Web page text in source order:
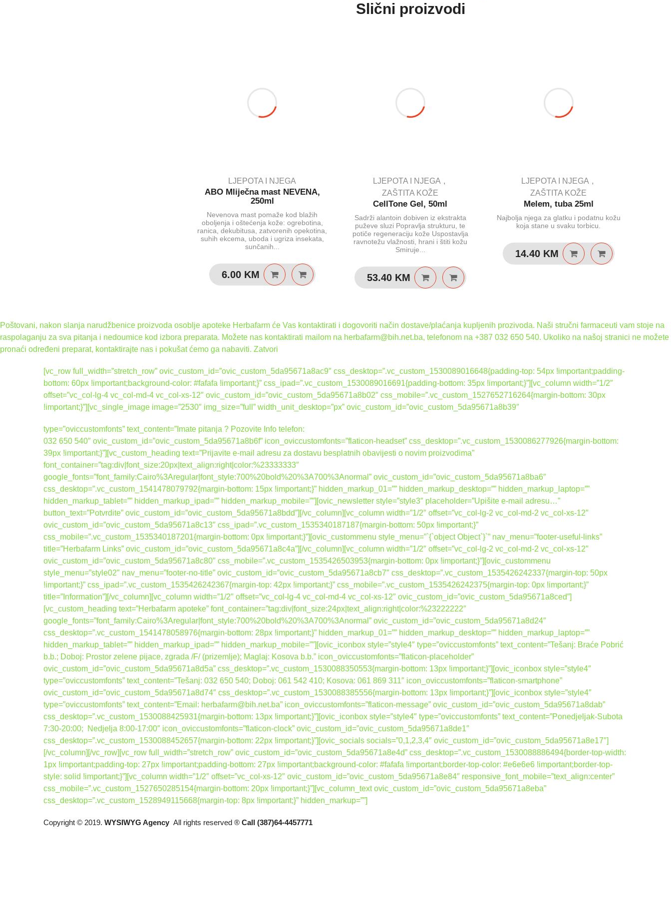
Slični proizvodi
LJEPOTA I NJEGA
ABO Mliječna mast NEVENA,
250ml
Nevenova mast pomaže kod blažih
oboljenja i oštećenja kože: ogrebotina,
ranica, dekubitusa, zatvorenih opekotina,
suhih ekcema, uboda i ugriza insekata,
sunčanih...
6.00 KM
LJEPOTA I NJEGA
ZAŠTITA KOŽE
CellTone Gel, 50ml
Sadrži alantoin dobiven iz ekstrakta
puževe sluzi Popravlja strukturu, te
potiče regeneraciju kože Uspostavlja
ravnotežu vlažnosti, hrani i štiti kožu
Smiruje...
53.40 KM
LJEPOTA I NJEGA
ZAŠTITA KOŽE
Melem, tuba 25ml
Najbolja njega za glatku i podatnu kožu
koja stane u svaku torbicu.
14.40 KM
Poštovani, nakon slanja narudžbenice proizvoda osoblje apoteke Herbafarm će Vas kontaktirati i dogovoriti način dostave/plaćanja kupljenih prozivoda. Naši stručni farmaceuti vam stoje na
raspolaganju za sva pitanja i nedoumice kod izbora preparata. Možete nas kontaktirati mailom na herbafarm@bih.net.ba, telefonom na +387 032 650 540. Ukoliko na našoj stranici ne možete
pronaći određeni preparat, kontaktirajte nas i pokušat ćemo ga nabaviti. Zatvori
[vc_row full_width=”stretch_row” ovic_custom_id=”ovic_custom_5da95671a8ac9″ css_desktop=”.vc_custom_1530089016648{padding-top: 54px !important;padding-
bottom: 60px !important;background-color: #fafafa !important;}” css_ipad=”.vc_custom_1530089016691{padding-bottom: 35px !important;}”][vc_column width=”1/2″
offset=”vc_col-lg-4 vc_col-md-4 vc_col-xs-12″ ovic_custom_id=”ovic_custom_5da95671a8b02″ css_mobile=”.vc_custom_1527652716264{margin-bottom: 30px
!important;}”][vc_single_image image=”2530″ img_size=”full” width_unit_desktop=”px” ovic_custom_id=”ovic_custom_5da95671a8b39″
type=”oviccustomfonts” text_content=”Imate pitanja ? Pozovite Info telefon:
032 650 540″ ovic_custom_id=”ovic_custom_5da95671a8b6f” icon_oviccustomfonts=”flaticon-headset” css_desktop=”.vc_custom_1530086277926{margin-bottom:
39px !important;}”][vc_custom_heading text=”Prijavite e-mail adresu za dostavu besplatnih obavijesti o novim proizvodima”
font_container=”tag:div|font_size:20px|text_align:right|color:%23333333″
google_fonts=”font_family:Cairo%3Aregular|font_style:700%20bold%20%3A700%3Anormal” ovic_custom_id=”ovic_custom_5da95671a8ba6″
css_desktop=”.vc_custom_1541478079792{margin-bottom: 15px !important;}” hidden_markup_01=”” hidden_markup_desktop=”” hidden_markup_laptop=””
hidden_markup_tablet=”” hidden_markup_ipad=”” hidden_markup_mobile=””][ovic_newsletter style=”style3″ placeholder=”Upišite e-mail adresu…”
button_text=”Potvrdite” ovic_custom_id=”ovic_custom_5da95671a8bdd”][/vc_column][vc_column width=”1/2″ offset=”vc_col-lg-2 vc_col-md-2 vc_col-xs-12″
ovic_custom_id=”ovic_custom_5da95671a8c13″ css_ipad=”.vc_custom_1535340187187{margin-bottom: 50px !important;}”
css_mobile=”.vc_custom_1535340187201{margin-bottom: 0px !important;}”][ovic_custommenu style_menu=”`{`object Object`}`” nav_menu=”footer-useful-links”
title=”Herbafarm Links” ovic_custom_id=”ovic_custom_5da95671a8c4a”][/vc_column][vc_column width=”1/2″ offset=”vc_col-lg-2 vc_col-md-2 vc_col-xs-12″
ovic_custom_id=”ovic_custom_5da95671a8c80″ css_mobile=”.vc_custom_1535426503953{margin-bottom: 0px !important;}”][ovic_custommenu
style_menu=”style02″ nav_menu=”footer-no-title” ovic_custom_id=”ovic_custom_5da95671a8cb7″ css_desktop=”.vc_custom_1535426242337{margin-top: 50px
!important;}” css_ipad=”.vc_custom_1535426242367{margin-top: 42px !important;}” css_mobile=”.vc_custom_1535426242375{margin-top: 0px !important;}”
title=”Information”][/vc_column][vc_column width=”1/2″ offset=”vc_col-lg-4 vc_col-md-4 vc_col-xs-12″ ovic_custom_id=”ovic_custom_5da95671a8ced”]
[vc_custom_heading text=”Herbafarm apoteke” font_container=”tag:div|font_size:24px|text_align:right|color:%23222222″
google_fonts=”font_family:Cairo%3Aregular|font_style:700%20bold%20%3A700%3Anormal” ovic_custom_id=”ovic_custom_5da95671a8d24″
css_desktop=”.vc_custom_1541478058976{margin-bottom: 28px !important;}” hidden_markup_01=”” hidden_markup_desktop=”” hidden_markup_laptop=””
hidden_markup_tablet=”” hidden_markup_ipad=”” hidden_markup_mobile=””][ovic_iconbox style=”style4″ type=”oviccustomfonts” text_content=”Tešanj: Braće Pobrić
b.b.; Doboj: Prostor zelene pijace, zgrada /F/ (prizemlje); Maglaj: Kosova b.b.” icon_oviccustomfonts=”flaticon-placeholder”
ovic_custom_id=”ovic_custom_5da95671a8d5a” css_desktop=”.vc_custom_1530088350553{margin-bottom: 13px !important;}”][ovic_iconbox style=”style4″
type=”oviccustomfonts” text_content=”Tešanj: 032 650 540; Doboj: 061 542 410; Kosova: 061 869 311″ icon_oviccustomfonts=”flaticon-smartphone”
ovic_custom_id=”ovic_custom_5da95671a8d74″ css_desktop=”.vc_custom_1530088385556{margin-bottom: 13px !important;}”][ovic_iconbox style=”style4″
type=”oviccustomfonts” text_content=”Email: herbafarm@bih.net.ba” icon_oviccustomfonts=”flaticon-message” ovic_custom_id=”ovic_custom_5da95671a8dab”
css_desktop=”.vc_custom_1530088425931{margin-bottom: 13px !important;}”][ovic_iconbox style=”style4″ type=”oviccustomfonts” text_content=”Ponedjeljak-Subota
7:30-20:00; Nedjelja 8:00-17:00″ icon_oviccustomfonts=”flaticon-clock” ovic_custom_id=”ovic_custom_5da95671a8de1″
css_desktop=”.vc_custom_1530088452657{margin-bottom: 22px !important;}”][ovic_socials socials=”0,1,2,3,4″ ovic_custom_id=”ovic_custom_5da95671a8e17″]
[/vc_column][/vc_row][vc_row full_width=”stretch_row” ovic_custom_id=”ovic_custom_5da95671a8e4d” css_desktop=”.vc_custom_1530088886494{border-top-width:
1px !important;padding-top: 27px !important;padding-bottom: 27px !important;background-color: #fafafa !important;border-top-color: #e6e6e6 !important;border-top-
style: solid !important;}”][vc_column width=”1/2″ offset=”vc_col-xs-12″ ovic_custom_id=”ovic_custom_5da95671a8e84″ responsive_font_mobile=”text_align:center”
css_mobile=”.vc_custom_1527650285154{margin-bottom: 20px !important;}”][vc_column_text ovic_custom_id=”ovic_custom_5da95671a8eba”
css_desktop=”.vc_custom_1528949115668{margin-top: 8px !important;}” hidden_markup=””]
Copyright © 2019. WYSIWYG Agency All rights reserved ® Call (387)64-4457771